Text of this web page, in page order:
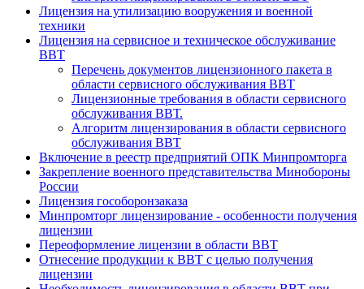
Лицензия на утилизацию вооружения и военной
техники
Лицензия на сервисное и техническое обслуживание
ВВТ
Перечень документов лицензионного пакета в
области сервисного обслуживания ВВТ
Лицензионные требования в области сервисного
обслуживания ВВТ.
Алгоритм лицензирования в области сервисного
обслуживания ВВТ
Включение в реестр предприятий ОПК Минпромторга
Закрепление военного представительства Минобороны
России
Лицензия гособоронзаказа
Минпромторг лицензирование - особенности получения
лицензии
Переоформление лицензии в области ВВТ
Отнесение продукции к ВВТ с целью получения
лицензии